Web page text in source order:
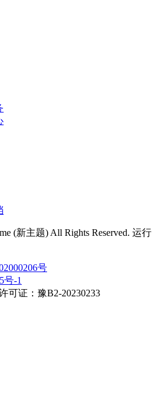
(新主题) All Rights Reserved. 运行
号
号-1
可证：豫B2-20230233